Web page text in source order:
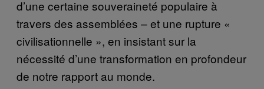
d’une certaine souveraineté populaire à
travers des assemblées – et une rupture «
civilisationnelle », en insistant sur la
nécessité d’une transformation en profondeur
de notre rapport au monde.